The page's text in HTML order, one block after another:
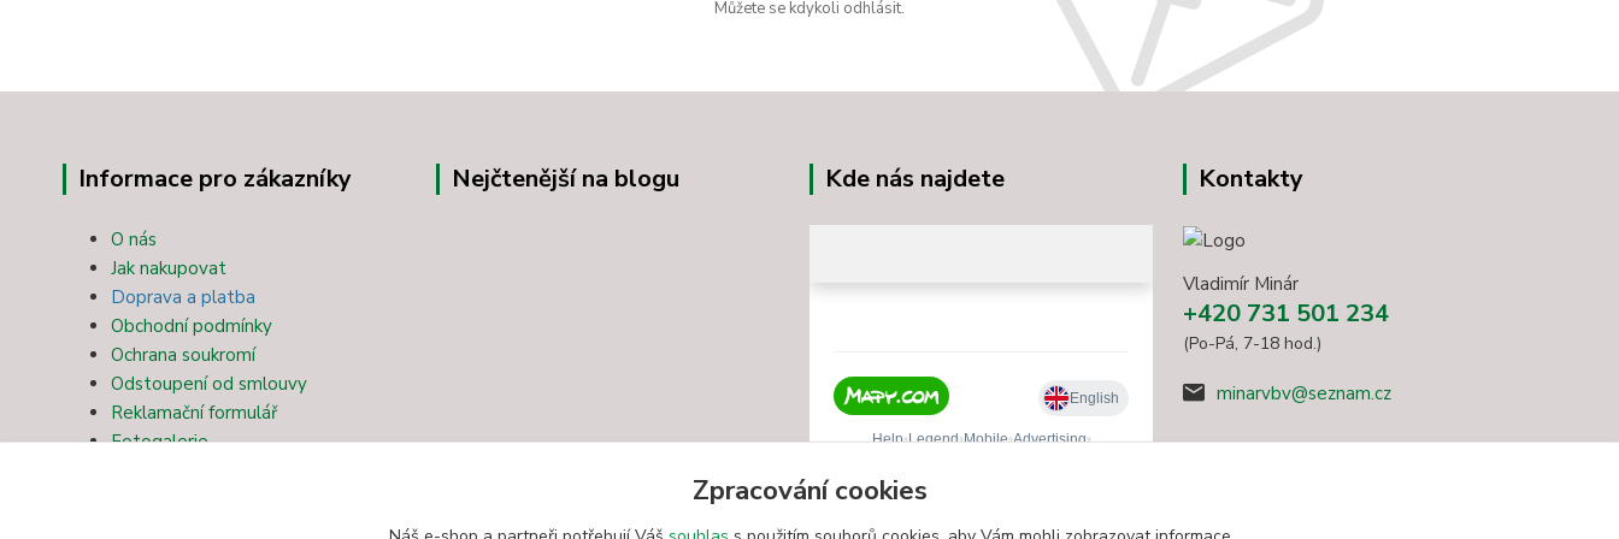
Můžete se kdykoli odhlásit.
Informace pro zákazníky
O nás
Jak nakupovat
Doprava a platba
Obchodní podmínky
Ochrana soukromí
Odstoupení od smlouvy
Reklamační formulář
Fotogalerie
Nejčtenější na blogu Kde nás najdete Kontakty
Vladimír Minár
+420 731 501 234
(Po-Pá, 7-18 hod.)
minarvbv@seznam.cz
Zpracování cookies